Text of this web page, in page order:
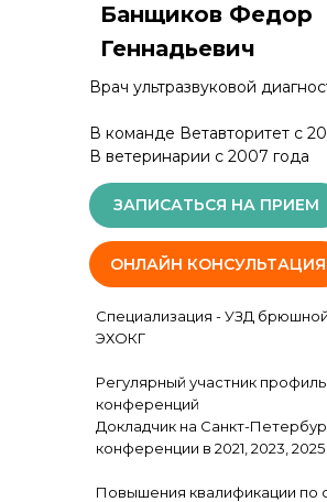
Банщиков Федор
Геннадьевич
Врач ультразвуковой
В команде Ветавторитет с
В ветеринарии с 2007 года
Специализация - УЗД брюшной
ЭХОКГ
Регулярный участник
конференций
Докладчик на Санкт-
конференции в 2021, 2023,
Повышения квалификации по
ЗАПИСАТЬСЯ НА ПРИЕМ
ОНЛАЙН КОНСУЛЬТАЦИЯ